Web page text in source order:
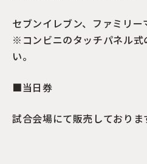
セブンイレブン、ファミリー
※コンビニのタッチパネル式
い。
■当日券
試合会場にて販売しておりま